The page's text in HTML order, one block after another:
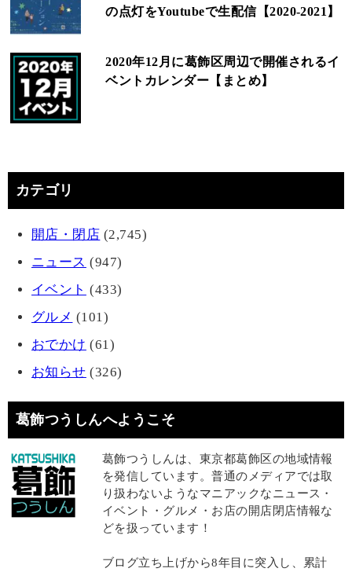
の点灯をYoutubeで生配信【2020-2021】
2020年12月に葛飾区周辺で開催されるイ
ベントカレンダー【まとめ】
カテゴリ
開店・閉店 (2,745)
ニュース (947)
イベント (433)
グルメ (101)
おでかけ (61)
お知らせ (326)
葛飾つうしんへようこそ
葛飾つうしんは、東京都葛飾区の地域情報
を発信しています。普通のメディアでは取
り扱わないようなマニアックなニュース・
イベント・グルメ・お店の開店閉店情報な
どを扱っています！
ブログ立ち上げから8年目に突入し、累計